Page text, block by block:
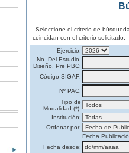
Seleccione el criterio de
coincidan con el criterio solicitado.
Ejercicio:
No. Del Estudio,
Diseño, Pre PBC:
Código SIGAF:
Nº PAC:
Tipo de
Modalidad (*):
Institución:
Ordenar por:
Fecha
Fecha desde: